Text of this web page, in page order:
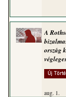
A
ország
Új
aug. 1.